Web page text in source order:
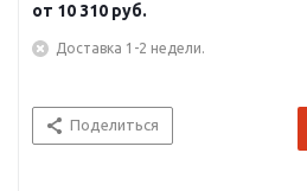
от 10 310 руб.
Доставка 1-2 недели.
Поделиться